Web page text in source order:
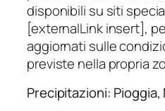
disponibili su siti
[externalLink insert],
aggiornati sulle
previste nella propria
Precipitazioni: Pioggia,